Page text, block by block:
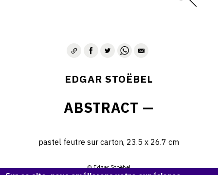
EDGAR STOËBEL
ABSTRACT —
pastel feutre sur carton, 23.5 x 26.7 cm
© Edgar Stoëbel